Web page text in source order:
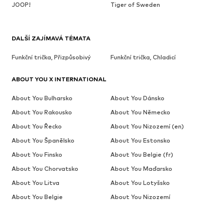
JOOP!
Tiger of Sweden
DALŠÍ ZAJÍMAVÁ TÉMATA
Funkční trička, Přizpůsobivý Funkční trička, Chladicí
ABOUT YOU X INTERNATIONAL
About You Bulharsko
About You Dánsko
About You Rakousko
About You Německo
About You Řecko
About You Nizozemí (en)
About You Španělsko
About You Estonsko
About You Finsko
About You Belgie (fr)
About You Chorvatsko
About You Maďarsko
About You Litva
About You Lotyšsko
About You Belgie
About You Nizozemí